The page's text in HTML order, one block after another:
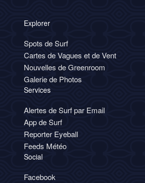
Explorer
Spots de Surf
Cartes de Vagues et de Vent
Nouvelles de Greenroom
Galerie de Photos
Services
Alertes de Surf par Email
App de Surf
Reporter Eyeball
Feeds Météo
Social
Facebook